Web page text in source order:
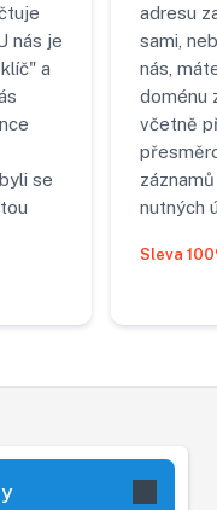
nás je
a
se
adresu
sami,
nás,
doménu
včetně
nutných
Sleva